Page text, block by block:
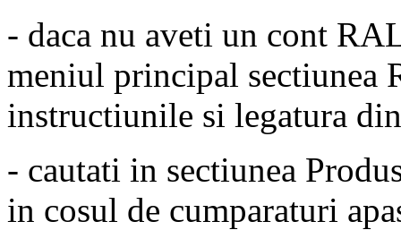
- daca nu aveti un cont
meniul principal sectiunea
instructiunile si legatura
- cautati in sectiunea
in cosul de cumparaturi